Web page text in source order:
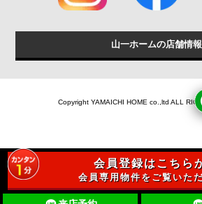
山一ホームの店舗情報
Copyright YAMAICHI HOME co.,ltd ALL
会員登録はこちら
会員専用物件をご覧いた